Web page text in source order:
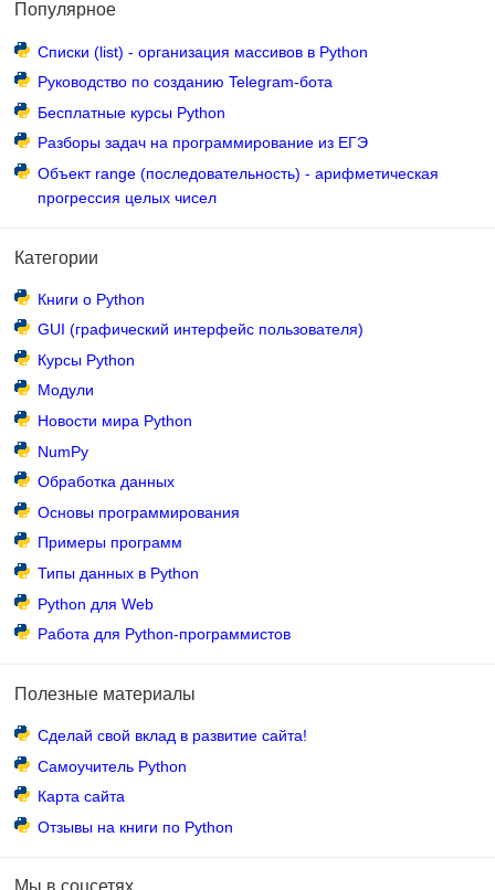
Популярное
Списки (list) - организация массивов в Python
Руководство по созданию Telegram-бота
Бесплатные курсы Python
Разборы задач на программирование из ЕГЭ
Объект range (последовательность) - арифметическая
прогрессия целых чисел
Категории
Книги о Python
GUI (графический интерфейс пользователя)
Курсы Python
Модули
Новости мира Python
NumPy
Обработка данных
Основы программирования
Примеры программ
Типы данных в Python
Python для Web
Работа для Python-программистов
Полезные материалы
Сделай свой вклад в развитие сайта!
Самоучитель Python
Карта сайта
Отзывы на книги по Python